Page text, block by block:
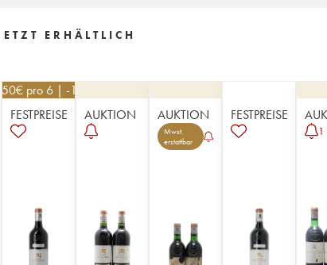
ERHÄLTLICH
€ pro 6 | -10%
FESTPREISE
AUKTION AUKTION
Mwst.
erstattbar
FESTPREISE
1